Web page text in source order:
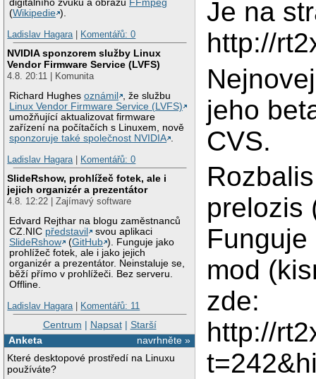
digitálního zvuku a obrazu FFmpeg
(Wikipedie ).
Ladislav Hagara| Komentářů: 0
NVIDIA sponzorem služby Linux
Vendor Firmware Service (LVFS)
4.8. 20:11 | Komunita
Richard Hughesoznámil
, že službu
Linux Vendor Firmware Service (LVFS)
umožňující aktualizovat firmware
zařízení na počítačích s Linuxem, nově
sponzoruje také společnost NVIDIA .
Ladislav Hagara| Komentářů: 0
SlideRshow, prohlížeč fotek, ale i
jejich organizér a prezentátor
4.8. 12:22 | Zajímavý software
Edvard Rejthar na blogu zaměstnanců
CZ.NIC představil
svou aplikaci
SlideRshow
(GitHub ). Funguje jako
prohlížeč fotek, ale i jako jejich
organizér a prezentátor. Neinstaluje se,
běží přímo v prohlížeči. Bez serveru.
Offline.
Ladislav Hagara| Komentářů: 11
Centrum | Napsat| Starší
navrhněte »
Anketa
Které desktopové prostředí na Linuxu
používáte?
Je na
http://
jeho
CVS.
prelozis
mod
zde:
http://